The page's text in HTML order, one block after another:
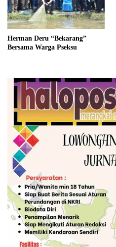
Herman Deru “Bekarang”
Bersama Warga Pseksu